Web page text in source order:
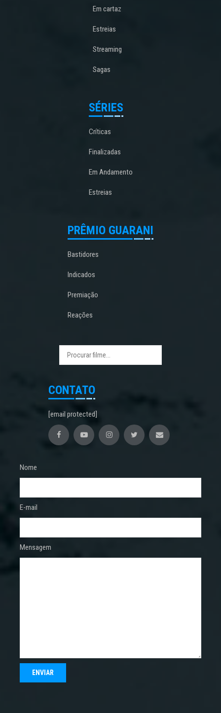
Em cartaz
Estreias
Streaming
Sagas
SÉRIES
Críticas
Finalizadas
Em Andamento
Estreias
PRÊMIO GUARANI
Bastidores
Indicados
Premiação
Reações
CONTATO
[email protected]
Nome
E-mail
Mensagem